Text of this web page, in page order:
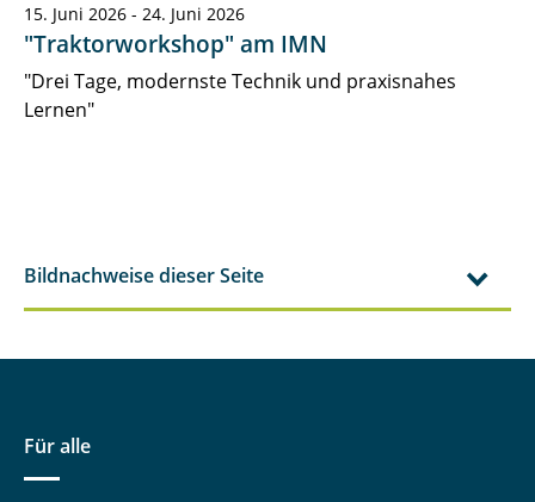
15. Juni 2026 - 24. Juni 2026
"Traktorworkshop" am IMN
"Drei Tage, modernste Technik und praxisnahes
Lernen"
Bildnachweise dieser Seite
Für alle